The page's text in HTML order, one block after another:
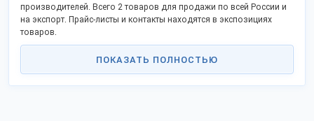
производителей. Всего 2 товаров для продажи по всей России и
на экспорт. Прайс-листы и контакты находятся в экспозициях
товаров.
ПОКАЗАТЬ ПОЛНОСТЬЮ